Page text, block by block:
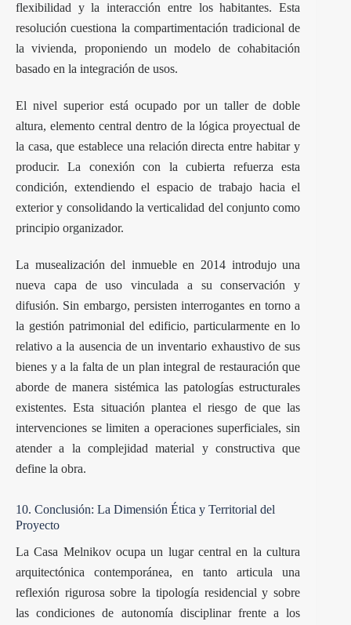
flexibilidad y la interacción entre los habitantes. Esta
resolución cuestiona la compartimentación tradicional de
la vivienda, proponiendo un modelo de cohabitación
basado en la integración de usos.
El nivel superior está ocupado por un taller de doble
altura, elemento central dentro de la lógica proyectual de
la casa, que establece una relación directa entre habitar y
producir. La conexión con la cubierta refuerza esta
condición, extendiendo el espacio de trabajo hacia el
exterior y consolidando la verticalidad del conjunto como
principio organizador.
La musealización del inmueble en 2014 introdujo una
nueva capa de uso vinculada a su conservación y
difusión. Sin embargo, persisten interrogantes en torno a
la gestión patrimonial del edificio, particularmente en lo
relativo a la ausencia de un inventario exhaustivo de sus
bienes y a la falta de un plan integral de restauración que
aborde de manera sistémica las patologías estructurales
existentes. Esta situación plantea el riesgo de que las
intervenciones se limiten a operaciones superficiales, sin
atender a la complejidad material y constructiva que
define la obra.
10. Conclusión: La Dimensión Ética y Territorial del
Proyecto
La Casa Melnikov ocupa un lugar central en la cultura
arquitectónica contemporánea, en tanto articula una
reflexión rigurosa sobre la tipología residencial y sobre
las condiciones de autonomía disciplinar frente a los